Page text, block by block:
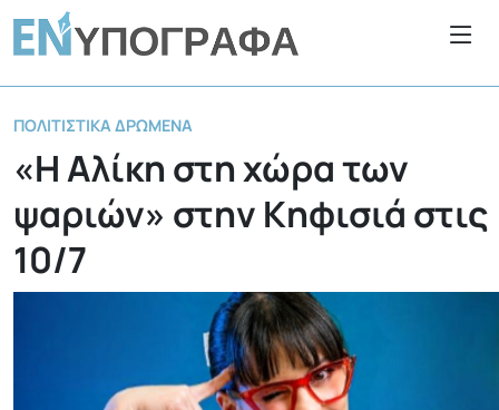
ΠΟΛΙΤΙΣΤΙΚΆ ΔΡΏΜΕΝΑ
«Η Αλίκη στη χώρα των
ψαριών» στην Κηφισιά στις
10/7